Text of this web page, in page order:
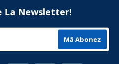
La Newsletter!
Mă Abonez